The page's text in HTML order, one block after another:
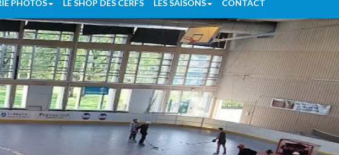
PHOTOS LE SHOP DES CERFS LES SAISONS CONTACT